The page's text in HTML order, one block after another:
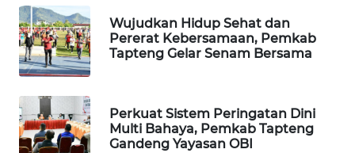
Wujudkan Hidup Sehat dan
Pererat Kebersamaan, Pemkab
Tapteng Gelar Senam Bersama
Perkuat Sistem Peringatan Dini
Multi Bahaya, Pemkab Tapteng
Gandeng Yayasan OBI
HUMBANG
NEWS
GARONGGANG
FISUELRI
ID